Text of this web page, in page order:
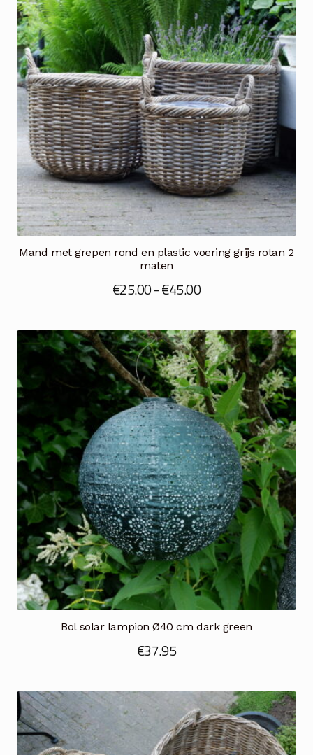
Mand met grepen rond en plastic voering grijs rotan 2
maten
€25.00-€45.00Prijsklasse:
tot
€45.00
Bol solar lampion Ø40 cm dark green
€37.95